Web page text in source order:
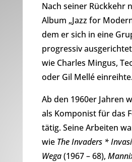
Nach seiner Rückkehr
Album „Jazz for
dem er sich in eine
progressiv
wie Charles Mingus,
oder Gil Mellé
Ab den 1960er Jahren
als Komponist für das
tätig. Seine Arbeiten
wie The Invaders *
Wega(1967 – 68),